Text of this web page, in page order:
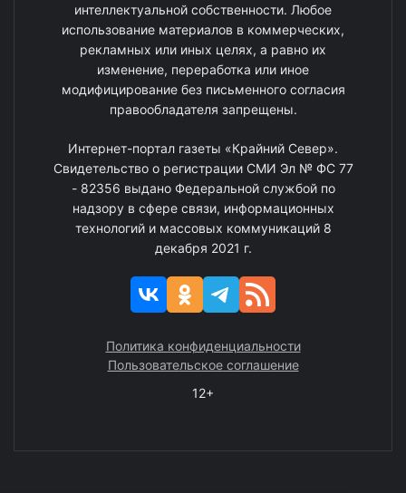
интеллектуальной собственности. Любое
использование материалов в коммерческих,
рекламных или иных целях, а равно их
изменение, переработка или иное
модифицирование без письменного согласия
правообладателя запрещены.
Интернет-портал газеты «Крайний Север».
Свидетельство о регистрации СМИ Эл № ФС 77
- 82356 выдано Федеральной службой по
надзору в сфере связи, информационных
технологий и массовых коммуникаций 8
декабря 2021 г.
Политика конфиденциальности
Пользовательское соглашение
12+